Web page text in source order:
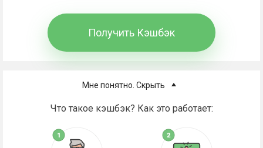
Мне понятно. Скрыть
Что такое кэшбэк? Как это работает:
Получить Кэшбэк